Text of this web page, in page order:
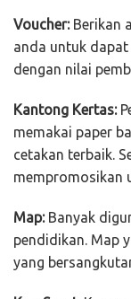
Voucher:Berikan
anda untuk
dengan nilai
Kantong Kertas:
memakai paper
cetakan terbaik.
mempromosikan
Map:Banyak
pendidikan. Map
yang